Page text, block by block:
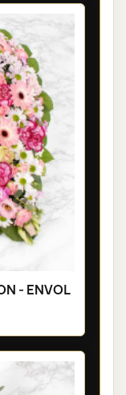
- ENVOL